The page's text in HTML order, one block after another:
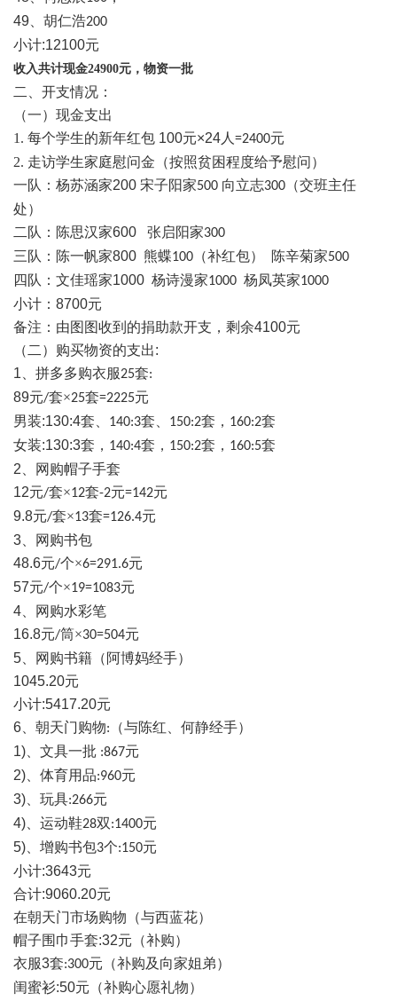
49 、胡仁浩200
小计:12100元
收入共计现金24900元，物资一批
二、开支情况：
（一）现金支出
1. 每个学生的新年红包 100元×24 人 =2400元
2. 走访学生家庭慰问金（按照贫困程度给予慰问）
一队：杨苏涵家200 宋子阳家500 向立志300 （交班主任
处）
二队：陈思汉家600 张启阳家300
三队：陈一帆家800 熊蝶100 （补红包） 陈辛菊家500
四队：文佳瑶家1000 杨诗漫家1000 杨凤英家1000
小计： 8700元
备注：由图图收到的捐助款开支，剩余4100元
（二）购买物资的支出:
1 、拼多多购衣服25套:
89元/套×25套=2225元
男装:130:4套、 140:3套、 150:2套， 160:2套
女装:130:3套， 140:4套， 150:2套， 160:5套
2 、网购帽子手套
12元/套×12套-2元=142元
9.8元/套×13套=126.4元
3 、网购书包
48.6元/个×6=291.6元
57元/个×19=1083元
4 、网购水彩笔
16.8元/筒×30=504元
5 、网购书籍（阿博妈经手）
1045.20元
小计:5417.20元
6 、朝天门购物: （与陈红、何静经手）
1) 、文具一批 :867元
2) 、体育用品:960元
3) 、玩具:266元
4) 、运动鞋28双:1400元
5) 、增购书包3个:150元
小计:3643元
合计:9060.20元
在朝天门市场购物（与西蓝花）
帽子围巾手套:32元（补购）
衣服3套:300元（补购及向家姐弟）
闺蜜衫:50元（补购心愿礼物）